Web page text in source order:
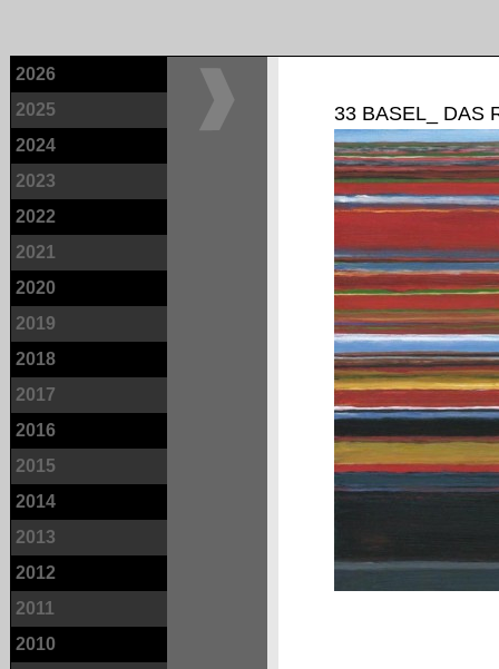
2026
2025
2024
2023
2022
2021
2020
2019
2018
2017
2016
2015
2014
2013
2012
2011
2010
33 BASEL_ DAS